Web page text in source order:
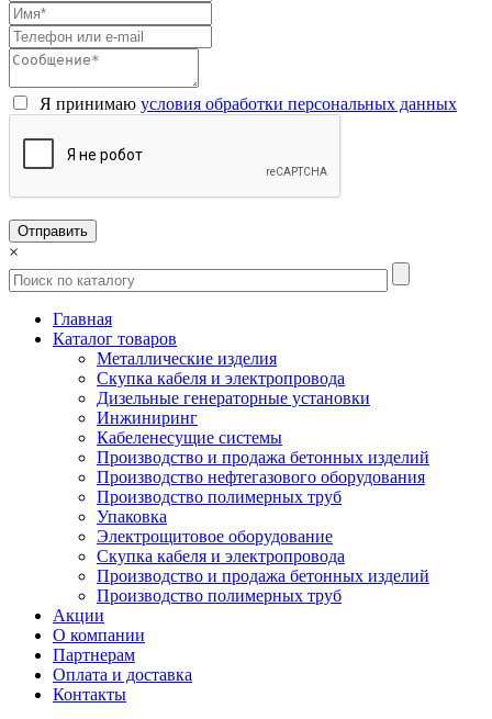
Я принимаю условия обработки персональных данных
×
Главная
Каталог товаров
Металлические изделия
Скупка кабеля и электропровода
Дизельные генераторные установки
Инжиниринг
Кабеленесущие системы
Производство и продажа бетонных изделий
Производство нефтегазового оборудования
Производство полимерных труб
Упаковка
Электрощитовое оборудование
Скупка кабеля и электропровода
Производство и продажа бетонных изделий
Производство полимерных труб
Акции
О компании
Партнерам
Оплата и доставка
Контакты